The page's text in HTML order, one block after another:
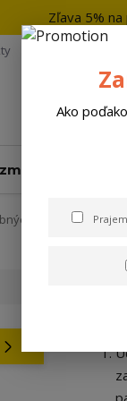
Zľava 5%
údajov pre
Ako